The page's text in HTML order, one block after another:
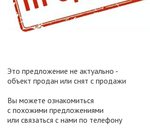
Это предложение не актуально -
объект продан или снят с продажи
Вы можете ознакомиться
с похожими предложениями
или связаться с нами по телефону